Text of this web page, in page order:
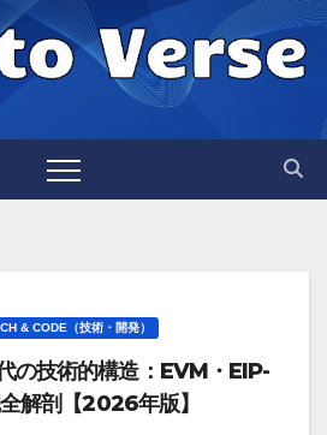
& CODE（技術・開発）
の技術的構造：EVM・EIP-
解剖【2026年版】